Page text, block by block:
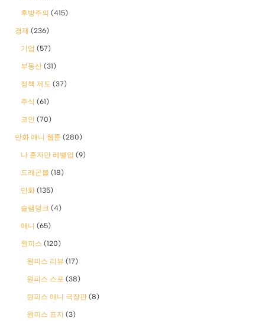
후방주의 (415)
경제 (236)
기업 (57)
부동산 (31)
정책 제도 (37)
주식 (61)
코인 (70)
만화 애니 웹툰 (280)
나 혼자만 레벨업 (9)
드래곤볼 (18)
만화 (135)
슬램덩크 (4)
애니 (65)
원피스 (120)
원피스 리뷰 (17)
원피스 스포 (38)
원피스 애니 극장판 (8)
원피스 표지 (3)